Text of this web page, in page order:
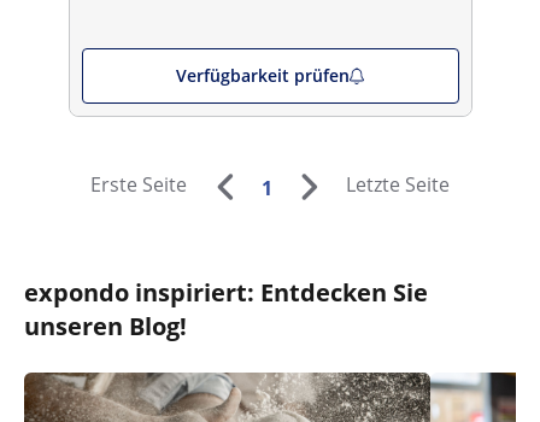
Verfügbarkeit prüfen
Erste Seite 1 Letzte Seite
expondo inspiriert: Entdecken Sie
unseren Blog!